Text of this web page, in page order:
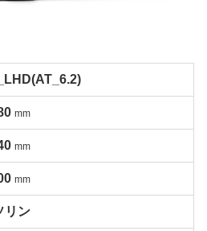
mm
mm
mm
リン